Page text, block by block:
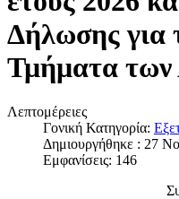
Δήλωσης για
Τμήματα
Λεπτομέρειες
Γονική Κατηγορία:
Δημιουργήθηκε : 27
Εμφανίσεις: 146